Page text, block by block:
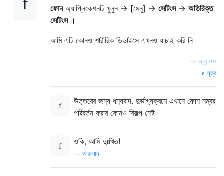
ফোনঅ্যাপ্লিকেশনটি খুলুন -> [মেনু] -> সেটিংস-> অতিরিক্ত
সেটিংস।
আমি এটি কোনও শারীরিক ডিভাইসে এখনও যাচাই করি নি।
ajgarn
সূত্র
উত্তরের জন্য ধন্যবাদ. দুর্ভাগ্যক্রমে এখানে ফোন নম্বর
পরিবর্তন করার কোনও বিকল্প নেই।
ওকি, আমি দুঃখিত!
আজগার্ন